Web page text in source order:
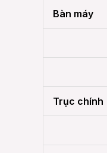
Bàn máy
Trục chính